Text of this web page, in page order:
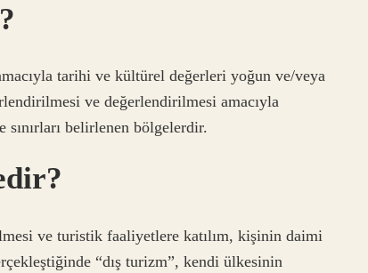
tarihi ve kültürel değerleri yoğun ve/veya
ve değerlendirilmesi amacıyla
sınırları belirlenen bölgelerdir.
ve turistik faaliyetlere katılım, kişinin daimi
“dış turizm”, kendi ülkesinin